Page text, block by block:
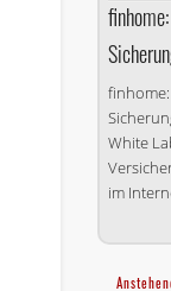
White
im